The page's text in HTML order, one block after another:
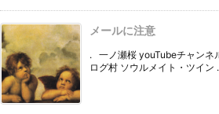
メールに注意
. 一ノ瀬桜 youTubeチャンネ
ログ村 ソウルメイト・ツイン